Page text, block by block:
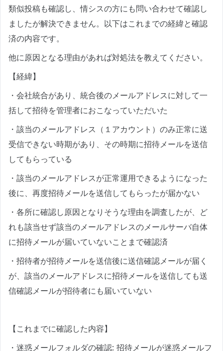
類似投稿も確認し、情シスの方にも問い合わせて確認し
ましたが解決できません。以下はこれまでの経緯と確認
済の内容です。
他に原因となる理由があれば対処法を教えてください。
【経緯】
・会社統合があり、統合後のメールアドレスに対して一
括して招待を管理者におこなっていただいた
・該当のメールアドレス（１アカウント）のみ正常に送
受信できない時期があり、その時期に招待メールを送信
してもらっている
・該当のメールアドレスが正常運用できるようになった
後に、再度招待メールを送信してもらったが届かない
・各所に確認し原因となりそうな理由を調査したが、ど
れも該当せず該当のメールアドレスのメールサーバ自体
に招待メールが届いていないことまで確認済
・招待者が招待メールを送信後に送信確認メールが届く
が、該当のメールアドレスに招待メールを送信しても送
信確認メールが招待者にも届いていない
【これまでに確認した内容】
・迷惑メールフォルダの確認: 招待メールが迷惑メールフ